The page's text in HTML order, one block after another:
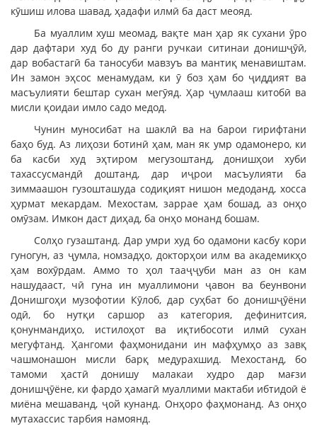
кӯшиш илова шавад, ҳадафи илмӣ ба даст меояд.
Ба муаллим хуш меомад, вақте ман ҳар як сухани ӯро
дар дафтари худ бо ду ранги ручкаи ситинаи донишҷӯӣ,
дар вобастагӣ ба таносуби мавзуъ ва мантиқ менавиштам.
Ин замон эҳсос менамудам, ки ӯ боз ҳам бо ҷиддият ва
масъулияти бештар сухан мегӯяд. Ҳар ҷумлааш китобӣ ва
мисли қоидаи имло садо медод.
Чунин муносибат на шаклӣ ва на барои гирифтани
баҳо буд. Аз лиҳози ботинӣ ҳам, ман як умр одамонеро, ки
ба касби худ эҳтиром мегузоштанд, донишҳои хуби
тахассусмандӣ доштанд, дар иҷрои масъулияти ба
зиммаашон гузошташуда содиқият нишон медоданд, хосса
ҳурмат мекардам. Мехостам, заррае ҳам бошад, аз онҳо
омӯзам. Имкон даст диҳад, ба онҳо монанд бошам.
Солҳо гузаштанд. Дар умри худ бо одамони касбу кори
гуногун, аз ҷумла, номзадҳо, докторҳои илм ва академикҳо
ҳам вохӯрдам. Аммо то ҳол тааҷҷуби ман аз он кам
нашудааст, чӣ гуна ин муаллимони ҷавон ва беунвони
Донишгоҳи музофотии Кӯлоб, дар суҳбат бо донишҷӯёни
одӣ, бо нутқи саршор аз категория, дефинитсия,
қонунмандиҳо, истилоҳот ва иқтибосоти илмӣ сухан
мегуфтанд. Ҳангоми фаҳмонидани ин мафҳумҳо аз завқ
чашмонашон мисли барқ медурахшид. Мехостанд, бо
тамоми ҳастӣ донишу малакаи худро дар мағзи
донишҷӯёне, ки фардо ҳамагӣ муаллими мактаби ибтидоӣ ё
миёна мешаванд, ҷой кунанд. Онҳоро фаҳмонанд. Аз онҳо
мутахассис тарбия намоянд.